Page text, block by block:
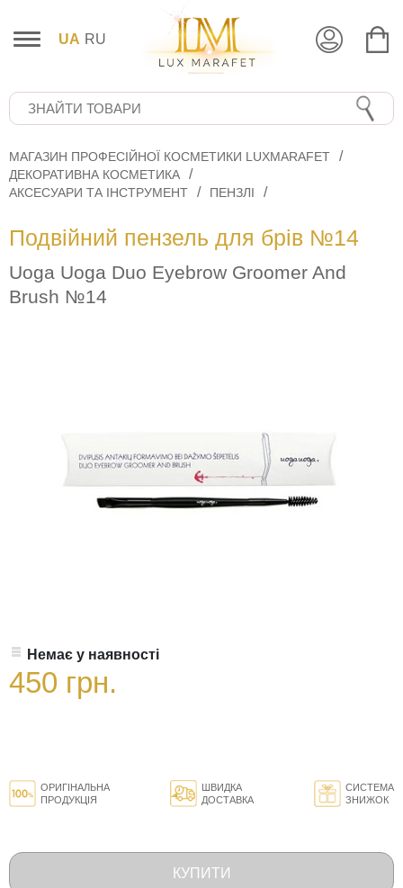
UA RU
МАГАЗИН ПРОФЕСІЙНОЇ КОСМЕТИКИ LUXMARAFET
ДЕКОРАТИВНА КОСМЕТИКА
АКСЕСУАРИ ТА ІНСТРУМЕНТ
ПЕНЗЛІ
Подвійний пензель для брів №14
Uoga Uoga Duo Eyebrow Groomer And
Brush №14
Немає у наявності
450 грн.
ОРИГІНАЛЬНА
ПРОДУКЦІЯ
ШВИДКА
ДОСТАВКА
СИСТЕМА
ЗНИЖОК
КУПИТИ